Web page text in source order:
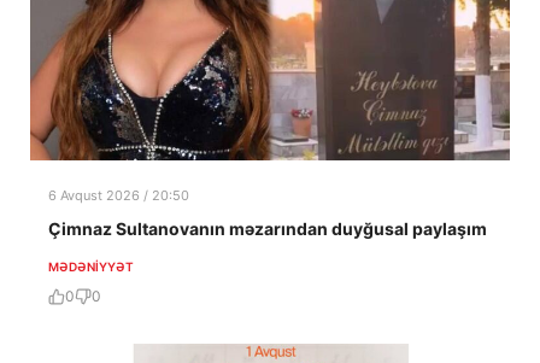
6 Avqust 2026 / 20:50
Çimnaz Sultanovanın məzarından duyğusal paylaşım
MƏDƏNIYYƏT
0 0